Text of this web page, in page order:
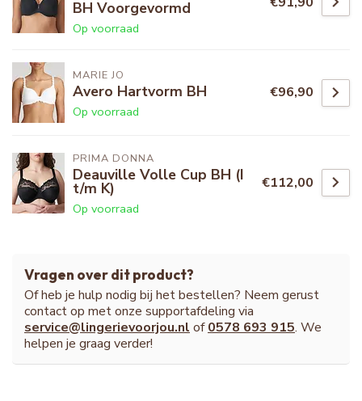
BH Voorgevormd
Op voorraad
MARIE JO
Avero Hartvorm BH
Op voorraad
€96,90
PRIMA DONNA
Deauville Volle Cup BH (I
t/m K)
Op voorraad
€112,00
Vragen over dit product?
Of heb je hulp nodig bij het bestellen? Neem gerust
contact op met onze supportafdeling via
service@lingerievoorjou.nl of0578 693 915. We
helpen je graag verder!